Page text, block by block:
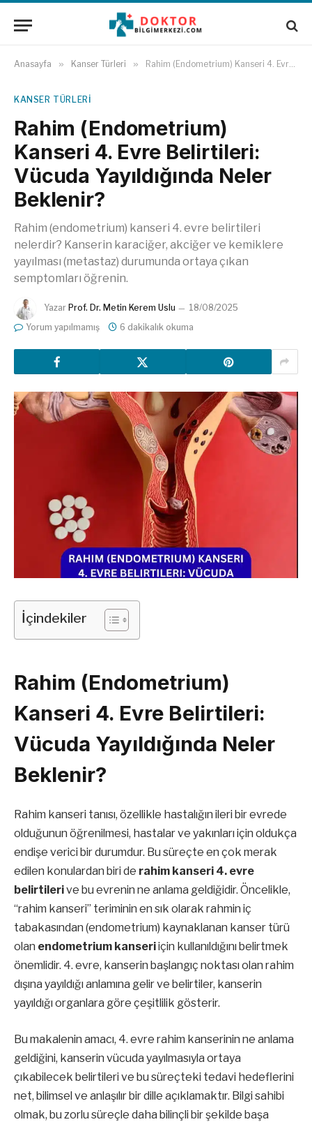
Anasayfa » Kanser Türleri » Rahim (Endometrium) Kanseri 4. Evre Belirtileri: Vücuda Yayıldığında Neler Beklenir?
KANSER TÜRLERI
Rahim (Endometrium)
Kanseri 4. Evre Belirtileri:
Vücuda Yayıldığında Neler
Beklenir?
Rahim (endometrium) kanseri 4. evre belirtileri
nelerdir? Kanserin karaciğer, akciğer ve kemiklere
yayılması (metastaz) durumunda ortaya çıkan
semptomları öğrenin.
Yazar Prof. Dr. Metin Kerem Uslu
18/08/2025
Yorum yapılmamış
6 dakikalık okuma
İçindekiler
Rahim (Endometrium)
Kanseri 4. Evre Belirtileri:
Vücuda Yayıldığında Neler
Beklenir?
Rahim kanseri tanısı, özellikle hastalığın ileri bir evrede
olduğunun öğrenilmesi, hastalar ve yakınları için oldukça
endişe verici bir durumdur. Bu süreçte en çok merak
edilen konulardan biri de rahim kanseri 4. evre
belirtilerive bu evrenin ne anlama geldiğidir. Öncelikle,
“rahim kanseri” teriminin en sık olarak rahmin iç
tabakasından (endometrium) kaynaklanan kanser türü
olan endometrium kanseriiçin kullanıldığını belirtmek
önemlidir. 4. evre, kanserin başlangıç noktası olan rahim
dışına yayıldığı anlamına gelir ve belirtiler, kanserin
yayıldığı organlara göre çeşitlilik gösterir.
Bu makalenin amacı, 4. evre rahim kanserinin ne anlama
geldiğini, kanserin vücuda yayılmasıyla ortaya
çıkabilecek belirtileri ve bu süreçteki tedavi hedeflerini
net, bilimsel ve anlaşılır bir dille açıklamaktır. Bilgi sahibi
olmak, bu zorlu süreçle daha bilinçli bir şekilde başa